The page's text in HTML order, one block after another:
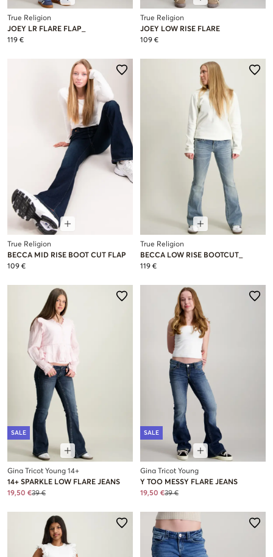
True Religion
JOEY LR FLARE FLAP_
119 €
True Religion
JOEY LOW RISE FLARE
109 €
True Religion
BECCA MID RISE BOOT CUT FLAP
109 €
True Religion
BECCA LOW RISE BOOTCUT_
119 €
SALE
Gina Tricot Young 14+
14+ SPARKLE LOW FLARE JEANS
19,50 €39 €
SALE
Gina Tricot Young
Y TOO MESSY FLARE JEANS
19,50 €39 €